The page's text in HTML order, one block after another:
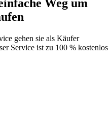
Weg um
gehen sie als Käufer
Service ist zu 100 % kostenlos